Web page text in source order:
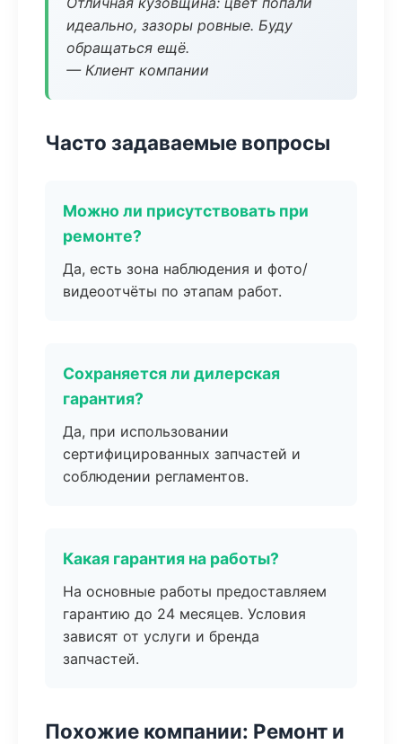
идеально, зазоры ровные. Буду
обращаться ещё.
— Клиент компании
Часто задаваемые вопросы
Можно ли присутствовать при
ремонте?
Да, есть зона наблюдения и фото/
видеоотчёты по этапам работ.
Сохраняется ли дилерская
гарантия?
Да, при использовании
сертифицированных запчастей и
соблюдении регламентов.
Какая гарантия на работы?
На основные работы предоставляем
гарантию до 24 месяцев. Условия
зависят от услуги и бренда
запчастей.
Похожие компании: Ремонт и